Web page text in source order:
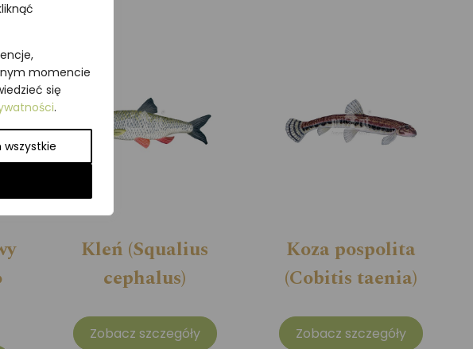
momencie
się
.
Kleń (Squalius
cephalus)
Zobacz szczegóły
Koza pospolita
(Cobitis taenia)
Zobacz szczegóły